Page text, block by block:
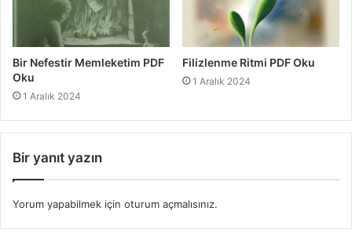
Bir Nefestir Memleketim PDF
Oku
1 Aralık 2024
Filizlenme Ritmi PDF Oku
1 Aralık 2024
Bir yanıt yazın
Yorum yapabilmek için oturum açmalısınız.